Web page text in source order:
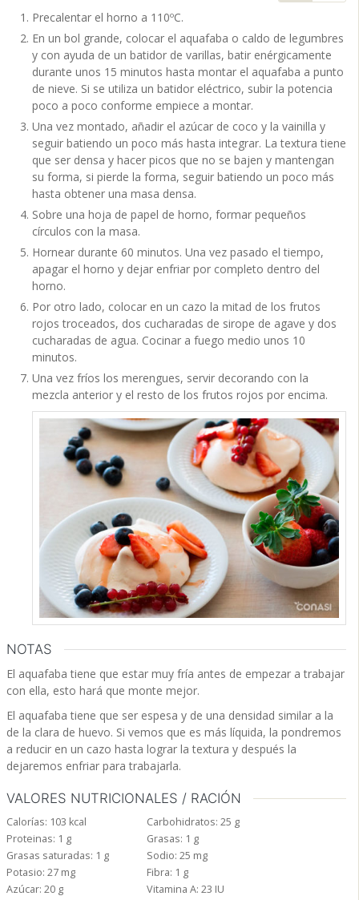
Precalentar el horno a 110ºC.
En un bol grande, colocar el aquafaba o caldo de legumbres
y con ayuda de un batidor de varillas, batir enérgicamente
durante unos 15 minutos hasta montar el aquafaba a punto
de nieve. Si se utiliza un batidor eléctrico, subir la potencia
poco a poco conforme empiece a montar.
Una vez montado, añadir el azúcar de coco y la vainilla y
seguir batiendo un poco más hasta integrar. La textura tiene
que ser densa y hacer picos que no se bajen y mantengan
su forma, si pierde la forma, seguir batiendo un poco más
hasta obtener una masa densa.
Sobre una hoja de papel de horno, formar pequeños
círculos con la masa.
Hornear durante 60 minutos. Una vez pasado el tiempo,
apagar el horno y dejar enfriar por completo dentro del
horno.
Por otro lado, colocar en un cazo la mitad de los frutos
rojos troceados, dos cucharadas de sirope de agave y dos
cucharadas de agua. Cocinar a fuego medio unos 10
minutos.
Una vez fríos los merengues, servir decorando con la
mezcla anterior y el resto de los frutos rojos por encima.
NOTAS
El aquafaba tiene que estar muy fría antes de empezar a trabajar
con ella, esto hará que monte mejor.
El aquafaba tiene que ser espesa y de una densidad similar a la
de la clara de huevo. Si vemos que es más líquida, la pondremos
a reducir en un cazo hasta lograr la textura y después la
dejaremos enfriar para trabajarla.
VALORES NUTRICIONALES / RACIÓN
Calorías: 103 kcal Carbohidratos: 25 g
Proteinas: 1 g Grasas: 1 g
Grasas saturadas: 1 g Sodio: 25 mg
Potasio: 27 mg Fibra: 1 g
Azúcar: 20 g Vitamina A: 23 IU